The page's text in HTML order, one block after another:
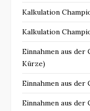
Kalkulation
Kalkulation
Einnahmen aus der
Kürze)
Einnahmen aus der
Einnahmen aus der